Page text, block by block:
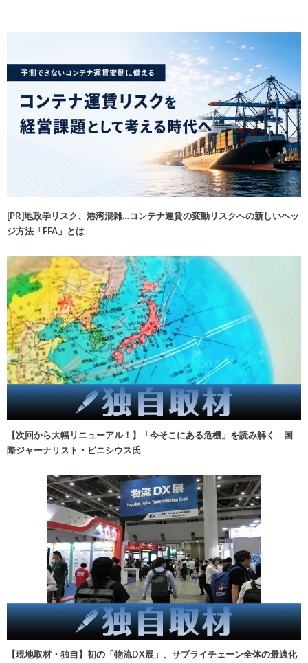
[PR]地政学リスク、港湾混雑…コンテナ運賃の変動リスクへの新しいヘッ
ジ方法「FFA」とは
【次回から大幅リニューアル！】「今そこにある危機」を読み解く 国
際ジャーナリスト・ビニシウス氏
【現地取材・独自】初の「物流DX展」、サプライチェーン全体の最適化